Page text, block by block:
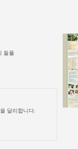
들풀
달리합니다.